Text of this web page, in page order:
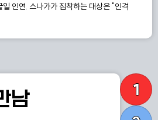
인연. 스나가가 집착하는 대상은 "인격
남
1